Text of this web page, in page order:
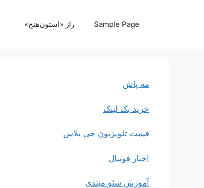
Sample Page راز «استون‌هنج»
مه پاش
خرید بک لینک
قیمت تلویزیون جی پلاس
اخبار فوتبال
آموزش سئو مبتدی